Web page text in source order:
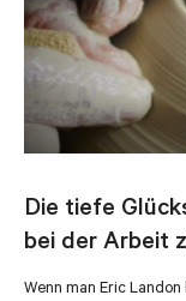
Die tiefe
bei der Arbeit
Wenn man Eric